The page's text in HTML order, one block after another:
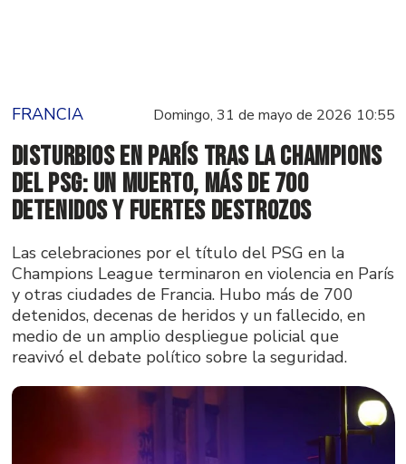
FRANCIA Domingo, 31 de mayo de 2026 10:55
Disturbios en París tras la Champions
del PSG: un muerto, más de 700
detenidos y fuertes destrozos
Las celebraciones por el título del PSG en la
Champions League terminaron en violencia en París
y otras ciudades de Francia. Hubo más de 700
detenidos, decenas de heridos y un fallecido, en
medio de un amplio despliegue policial que
reavivó el debate político sobre la seguridad.